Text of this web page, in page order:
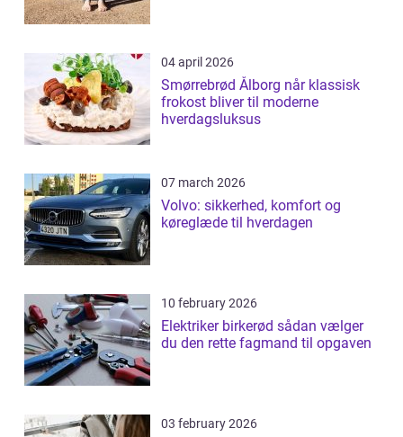
04 april 2026
Smørrebrød Ålborg når klassisk
frokost bliver til moderne
hverdagsluksus
07 march 2026
Volvo: sikkerhed, komfort og
køreglæde til hverdagen
10 february 2026
Elektriker birkerød sådan vælger
du den rette fagmand til opgaven
03 february 2026